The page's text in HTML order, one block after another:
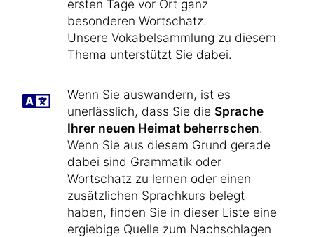
ersten Tage vor Ort ganz
besonderen Wortschatz.
Unsere Vokabelsammlung zu diesem
Thema unterstützt Sie dabei.
Wenn Sie auswandern, ist es
unerlässlich, dass Sie die Sprache
Ihrer neuen Heimat beherrschen.
Wenn Sie aus diesem Grund gerade
dabei sind Grammatik oder
Wortschatz zu lernen oder einen
zusätzlichen Sprachkurs belegt
haben, finden Sie in dieser Liste eine
ergiebige Quelle zum Nachschlagen